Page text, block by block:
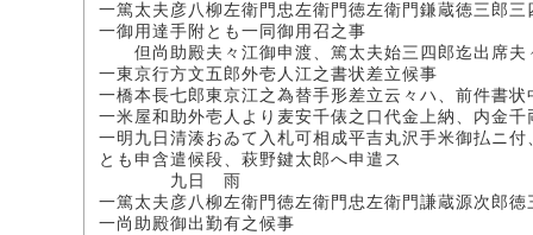
一篤太夫彦八柳左衛門忠左衛門徳左衛門鎌蔵徳三郎
一御用達手附とも一同御用召之事
但尚助殿夫々江御申渡、篤太夫始三四郎迄出席夫
一東京行方文五郎外壱人江之書状差立候事
一橋本長七郎東京江之為替手形差立云々ハ、前件書状
一米屋和助外壱人より麦安千俵之口代金上納、内金
一明九日清湊おゐて入札可相成平吉丸沢手米御払ニ
とも申含遣候段、萩野鍵太郎へ申遣ス
九日 雨
一篤太夫彦八柳左衛門徳左衛門忠左衛門謙蔵源次郎
一尚助殿御出勤有之候事